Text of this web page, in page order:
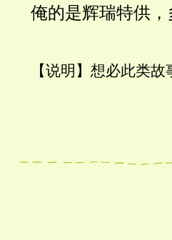
俺的是辉瑞特供
【说明】想必此类